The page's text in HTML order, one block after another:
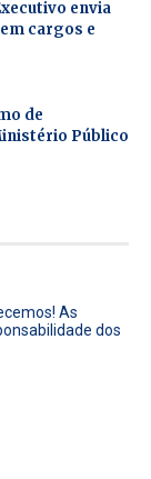
envia
cargos e
de
Público
As
dos